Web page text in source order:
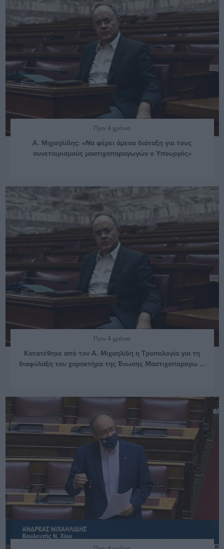
Πριν 4 χρόνια
Α. Μιχαηλίδης: «Να φέρει άμεσα διάταξη για τους
συνεταιρισμούς μαστιχοπαραγωγών ο Υπουργός»
Πριν 4 χρόνια
Κατατέθηκε από τον Α. Μιχαηλίδη η Τροπολογία για τη
διαφύλαξη του χαρακτήρα της Ένωσης Μαστιχοπαραγω ...